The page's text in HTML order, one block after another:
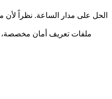
الحل على مدار الساعة. نظراً لأن
ملفات تعريف أمان مخصصة،